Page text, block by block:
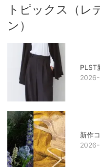
トピックス（レ
ン）
PLST
新作